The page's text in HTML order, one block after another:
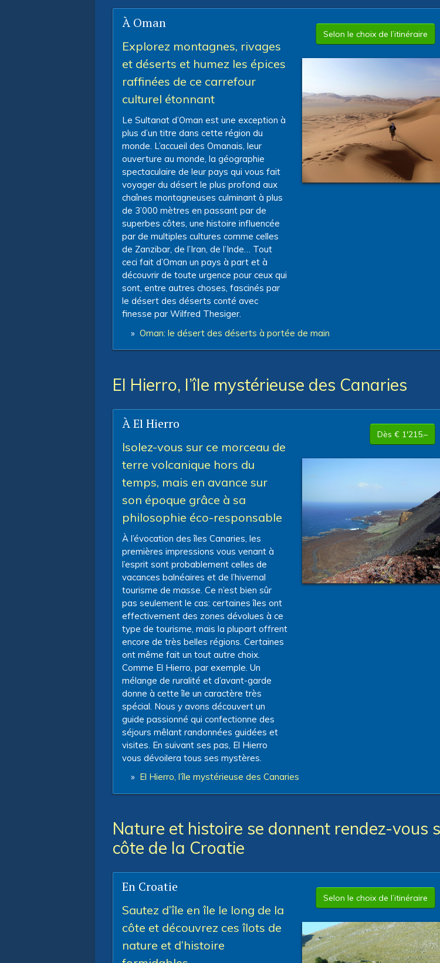
À Oman
Explorez montagnes, rivages
et déserts et humez les épices
raffinées de ce carrefour
culturel étonnant
Le Sultanat d’Oman est une exception à
plus d’un titre dans cette région du
monde. L’accueil des Omanais, leur
ouverture au monde, la géographie
spectaculaire de leur pays qui vous fait
voyager du désert le plus profond aux
chaînes montagneuses culminant à plus
de 3’000 mètres en passant par de
superbes côtes, une histoire influencée
par de multiples cultures comme celles
de Zanzibar, de l’Iran, de l’Inde… Tout
ceci fait d’Oman un pays à part et à
découvrir de toute urgence pour ceux qui
sont, entre autres choses, fascinés par
le désert des déserts conté avec
finesse par Wilfred Thesiger.
Selon le choix de l’itinéraire
» Oman: le désert des déserts à portée de main
El Hierro, l’île mystérieuse des Canaries
À El Hierro
Isolez-vous sur ce morceau de
terre volcanique hors du
temps, mais en avance sur
son époque grâce à sa
philosophie éco-responsable
À l’évocation des îles Canaries, les
premières impressions vous venant à
l’esprit sont probablement celles de
vacances balnéaires et de l’hivernal
tourisme de masse. Ce n’est bien sûr
pas seulement le cas: certaines îles ont
effectivement des zones dévolues à ce
type de tourisme, mais la plupart offrent
encore de très belles régions. Certaines
ont même fait un tout autre choix.
Comme El Hierro, par exemple. Un
mélange de ruralité et d’avant-garde
donne à cette île un caractère très
spécial. Nous y avons découvert un
guide passionné qui confectionne des
séjours mêlant randonnées guidées et
visites. En suivant ses pas, El Hierro
vous dévoilera tous ses mystères.
Dès € 1'215.–
» El Hierro, l’île mystérieuse des Canaries
Nature et histoire se donnent rendez-vous
côte de la Croatie
En Croatie
Sautez d’île en île le long de la
côte et découvrez ces îlots de
nature et d’histoire
Selon le choix de l’itinéraire